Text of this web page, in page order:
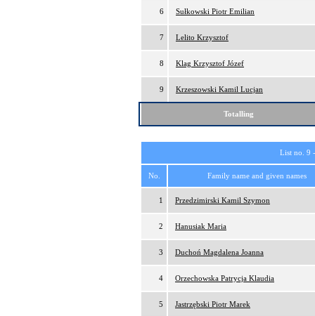
6 Sułkowski Piotr Emilian
7 Lelito Krzysztof
8 Klag Krzysztof Józef
9 Krzeszowski Kamil Lucjan
Totalling
List no. 9
No. Family name and given names
1 Przedzimirski Kamil Szymon
2 Hanusiak Maria
3 Duchoń Magdalena Joanna
4 Orzechowska Patrycja Klaudia
5 Jastrzębski Piotr Marek